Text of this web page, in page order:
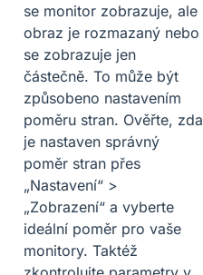
se monitor zobrazuje, ale
obraz je rozmazaný nebo
se zobrazuje jen
částečně. To může být
způsobeno nastavením
poměru stran. Ověřte, zda
je nastaven správný
poměr stran přes
„Nastavení“ >
„Zobrazení“ a vyberte
ideální poměr pro vaše
monitory. Taktéž